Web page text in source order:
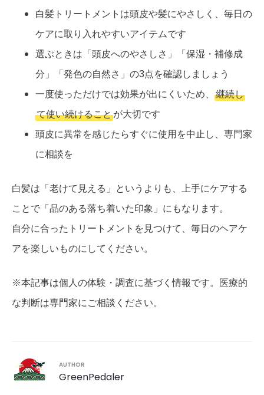
白髪トリートメントは頭皮や髪にやさしく、毎日の
ケアに取り入れやすいアイテムです
選ぶときは「頭皮へのやさしさ」「保湿・補修成
分」「発色の自然さ」の3点を確認しましょう
一度使っただけでは効果が出にくいため、 継続し
て使い続けることが大切です
頭皮に異常を感じたらすぐに使用を中止し、専門家
に相談を
白髪は「老けて見える」というよりも、上手にケアする
ことで「品のある落ち着いた印象」にもなります。
自分に合ったトリートメントを見つけて、毎日のヘアケ
アを楽しいものにしてください。
※本記事は個人の体験・調査に基づく情報です。医療的
な判断は専門家にご相談ください。
AUTHOR
GreenPedaler